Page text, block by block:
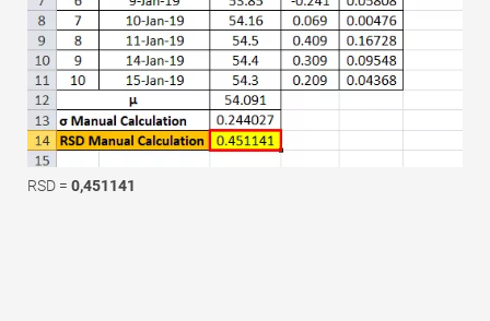
RSD = 0,451141